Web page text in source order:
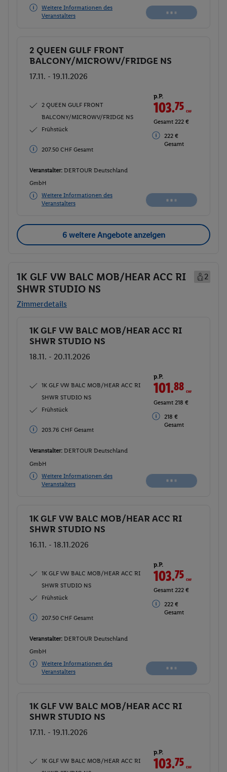
Weitere Informationen des
Veranstalters
Buchen
2 QUEEN GULF FRONT
BALCONY/MICROWV/FRIDGE NS
17.11. - 19.11.2026
2 QUEEN GULF FRONT
BALCONY/MICROWV/FRIDGE NS
Frühstück
207.50 CHF Gesamt
p.P.
103.75CHF
Gesamt 222 €
222 €
Gesamt
Veranstalter: DERTOUR Deutschland
GmbH
Weitere Informationen des
Veranstalters
6 weitere Angebote anzeigen
1K GLF VW BALC MOB/HEAR ACC RI
SHWR STUDIO NS
2
Zimmerdetails
Buchen
1K GLF VW BALC MOB/HEAR ACC RI
SHWR STUDIO NS
18.11. - 20.11.2026
1K GLF VW BALC MOB/HEAR ACC RI
SHWR STUDIO NS
Frühstück
203.76 CHF Gesamt
p.P.
101.88CHF
Gesamt 218 €
218 €
Gesamt
Veranstalter: DERTOUR Deutschland
GmbH
Weitere Informationen des
Veranstalters
Buchen
1K GLF VW BALC MOB/HEAR ACC RI
SHWR STUDIO NS
16.11. - 18.11.2026
1K GLF VW BALC MOB/HEAR ACC RI
SHWR STUDIO NS
Frühstück
207.50 CHF Gesamt
p.P.
103.75CHF
Gesamt 222 €
222 €
Gesamt
Veranstalter: DERTOUR Deutschland
GmbH
Weitere Informationen des
Veranstalters
Buchen
1K GLF VW BALC MOB/HEAR ACC RI
SHWR STUDIO NS
17.11. - 19.11.2026
1K GLF VW BALC MOB/HEAR ACC RI
p.P.
103.75CHF